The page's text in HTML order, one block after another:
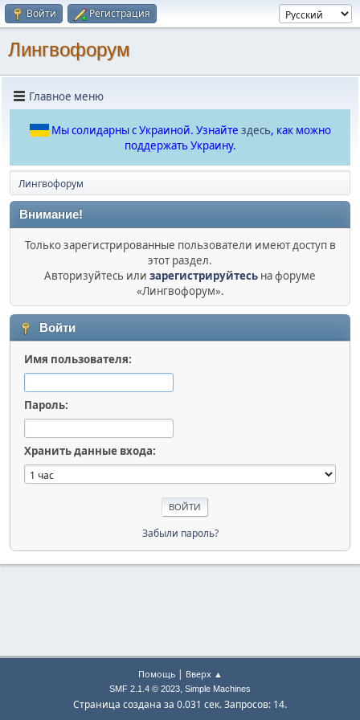
Войти Регистрация
Лингвофорум
Главное меню
Мы солидарны с Украиной. Узнайте здесь, как можно
поддержать Украину.
Лингвофорум
Внимание!
Только зарегистрированные пользователи имеют доступ в
этот раздел.
Авторизуйтесь или зарегистрируйтесь на форуме
«Лингвофорум».
Войти
Имя пользователя:
Пароль:
Хранить данные входа:
Забыли пароль?
Помощь| Вверх ▲
SMF 2.1.4 © 2023, Simple Machines
Страница создана за 0.031 сек. Запросов: 14.